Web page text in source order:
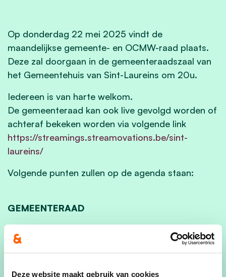
Deze website maakt gebruik van cookies
Op donderdag 22 mei 2025 vindt de
maandelijkse gemeente- en OCMW-raad plaats.
Deze zal doorgaan in de gemeenteraadszaal van
het Gemeentehuis van Sint-Laureins om 20u.
Iedereen is van harte welkom.
De gemeenteraad kan ook live gevolgd worden of
achteraf bekeken worden via volgende link
https://streamings.streamovations.be/sint-
laureins/
Volgende punten zullen op de agenda staan:
GEMEENTERAAD
1. De notulen van de zitting van de gemeenteraad